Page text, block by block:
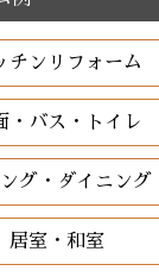
チンリフォーム
・バス・トイレ
グ・ダイニング
居室・和室